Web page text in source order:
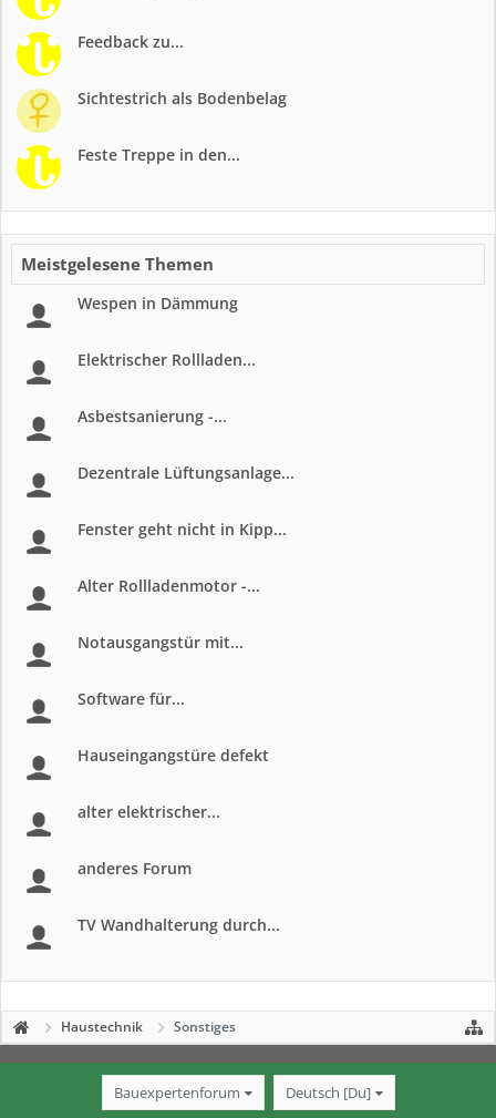
Feedback zu...
Sichtestrich als Bodenbelag
Feste Treppe in den...
Meistgelesene Themen
Wespen in Dämmung
Elektrischer Rollladen...
Asbestsanierung -...
Dezentrale Lüftungsanlage...
Fenster geht nicht in Kipp...
Alter Rollladenmotor -...
Notausgangstür mit...
Software für...
Hauseingangstüre defekt
alter elektrischer...
anderes Forum
TV Wandhalterung durch...
Haustechnik Sonstiges
Bauexpertenforum Deutsch [Du]